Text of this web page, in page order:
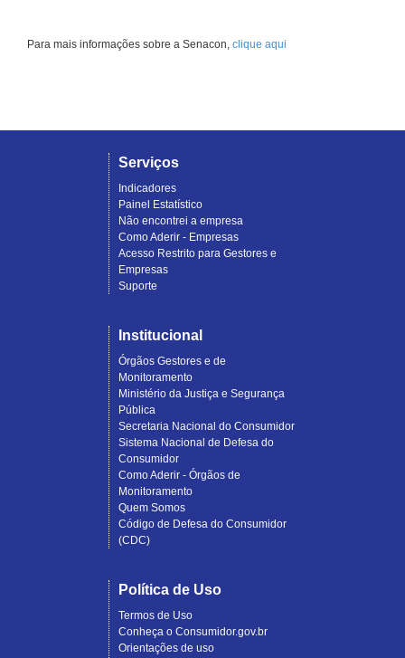
Para mais informações sobre a Senacon, clique aqui
Serviços
Indicadores
Painel Estatístico
Não encontrei a empresa
Como Aderir - Empresas
Acesso Restrito para Gestores e
Empresas
Suporte
Institucional
Órgãos Gestores e de
Monitoramento
Ministério da Justiça e Segurança
Pública
Secretaria Nacional do Consumidor
Sistema Nacional de Defesa do
Consumidor
Como Aderir - Órgãos de
Monitoramento
Quem Somos
Código de Defesa do Consumidor
(CDC)
Política de Uso
Termos de Uso
Conheça o Consumidor.gov.br
Orientações de uso